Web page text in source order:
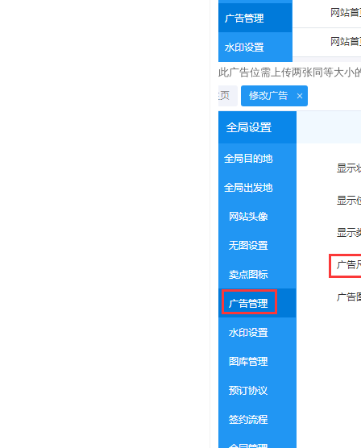
此广告位需上传两张同等大小